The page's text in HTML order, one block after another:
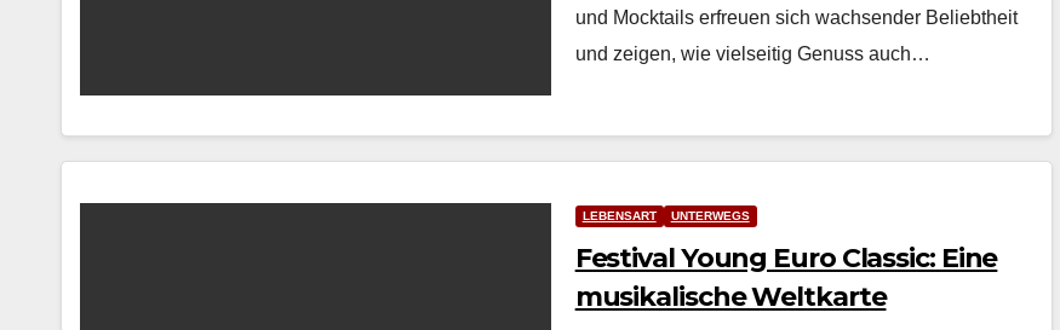
und Mock­tails erfreuen sich wach­sender Beliebtheit
und zeigen, wie viel­seit­ig Genuss auch…
LEBENSART UNTERWEGS
Festival Young Euro Classic: Eine
musikalische Weltkarte